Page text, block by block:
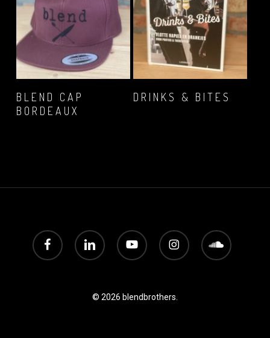
MEER INFORMATIE
BLEND CAP
BORDEAUX
MEER INFORMATIE
DRINKS & BITES
facebook linkedin youtube instagram soundcloud
© 2026 blendbrothers.